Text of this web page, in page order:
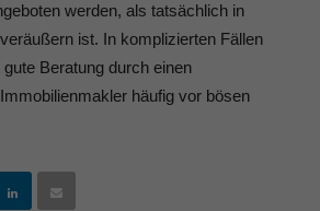
werden, als tatsächlich in
ist. In komplizierten Fällen
Beratung durch einen
häufig vor bösen